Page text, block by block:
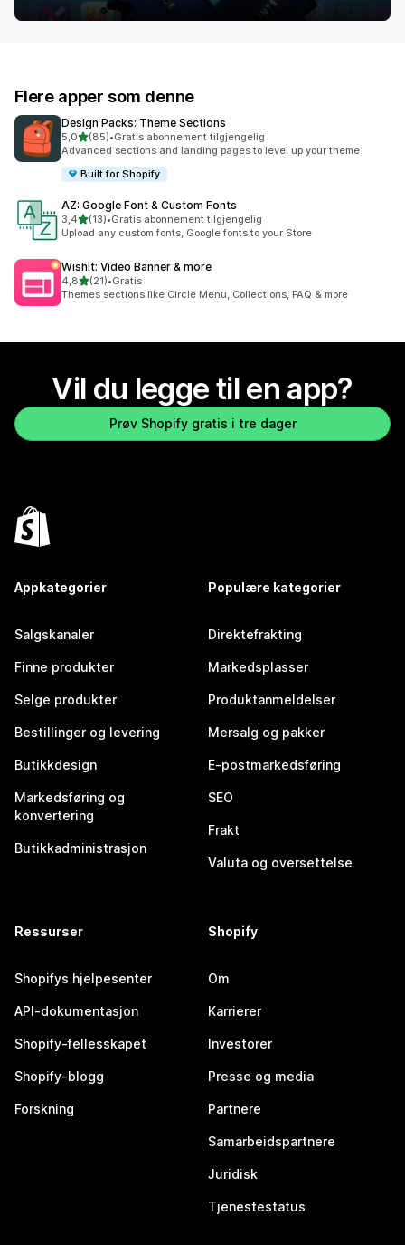
Flere apper som denne
Design Packs: Theme Sections
5,0av 5 stjerner
(85)
Totalt 85 omtaler
•Gratis abonnement tilgjengelig
Advanced sections and landing pages to level up your theme
Built for Shopify
AZ: Google Font & Custom Fonts
3,4av 5 stjerner
(13)
Totalt 13 omtaler
•Gratis abonnement tilgjengelig
Upload any custom fonts, Google fonts to your Store
WishIt: Video Banner & more
4,8av 5 stjerner
(21)
Totalt 21 omtaler
•Gratis
Themes sections like Circle Menu, Collections, FAQ & more
Vil du legge til en app?
Prøv Shopify gratis i tre dager
Appkategorier
Salgskanaler
Finne produkter
Selge produkter
Bestillinger og levering
Butikkdesign
Markedsføring og
konvertering
Butikkadministrasjon
Populære kategorier
Direktefrakting
Markedsplasser
Produktanmeldelser
Mersalg og pakker
E-postmarkedsføring
SEO
Frakt
Valuta og oversettelse
Ressurser
Shopifys hjelpesenter
API-dokumentasjon
Shopify-fellesskapet
Shopify-blogg
Forskning
Shopify
Om
Karrierer
Investorer
Presse og media
Partnere
Samarbeidspartnere
Juridisk
Tjenestestatus